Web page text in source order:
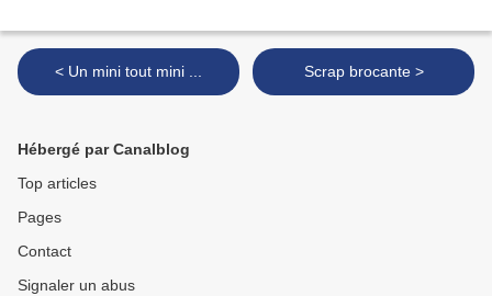
< Un mini tout mini ... Scrap brocante >
Hébergé par Canalblog
Top articles
Pages
Contact
Signaler un abus